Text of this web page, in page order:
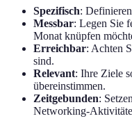
Spezifisch:
Messbar: Legen Sie
Monat knüpfen
Erreichbar: Achten
sind.
Relevant: Ihre Ziele
übereinstimmen.
Zeitgebunden:
Networking-